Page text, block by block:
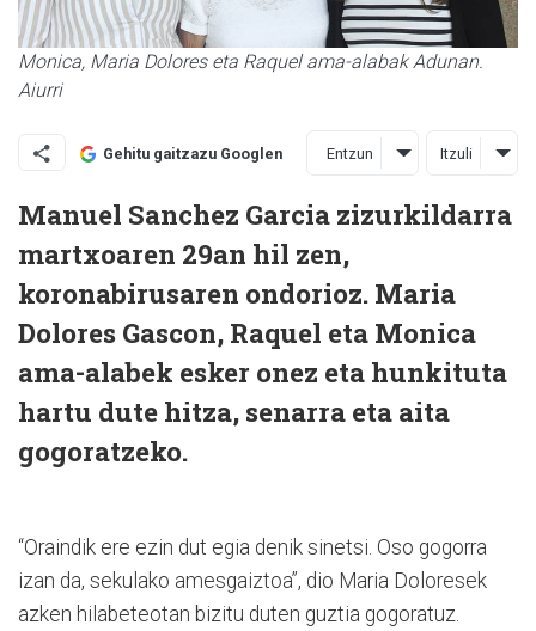
Monica, Maria Dolores eta Raquel ama-alabak Adunan.
Aiurri
Gehitu gaitzazu Googlen Entzun Itzuli
Manuel Sanchez Garcia zizurkildarra
martxoaren 29an hil zen,
koronabirusaren ondorioz. Maria
Dolores Gascon, Raquel eta Monica
ama-alabek esker onez eta hunkituta
hartu dute hitza, senarra eta aita
gogoratzeko.
“Oraindik ere ezin dut egia denik sinetsi. Oso gogorra
izan da, sekulako amesgaiztoa”, dio Maria Doloresek
azken hilabeteotan bizitu duten guztia gogoratuz.